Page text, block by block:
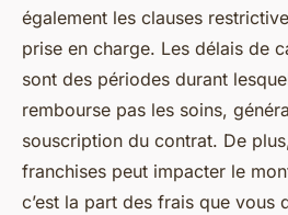
également les clauses
prise en charge. Les délais de
sont des périodes durant
rembourse pas les soins,
souscription du contrat. De
franchises peut impacter le
c’est la part des frais que vous